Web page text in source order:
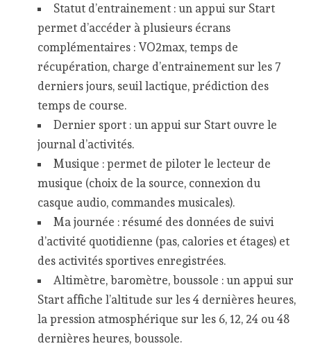
Statut d’entrainement : un appui sur Start
permet d’accéder à plusieurs écrans
complémentaires : VO2max, temps de
récupération, charge d’entrainement sur les 7
derniers jours, seuil lactique, prédiction des
temps de course.
Dernier sport : un appui sur Start ouvre le
journal d’activités.
Musique : permet de piloter le lecteur de
musique (choix de la source, connexion du
casque audio, commandes musicales).
Ma journée : résumé des données de suivi
d’activité quotidienne (pas, calories et étages) et
des activités sportives enregistrées.
Altimètre, baromètre, boussole : un appui sur
Start affiche l’altitude sur les 4 dernières heures,
la pression atmosphérique sur les 6, 12, 24 ou 48
dernières heures, boussole.